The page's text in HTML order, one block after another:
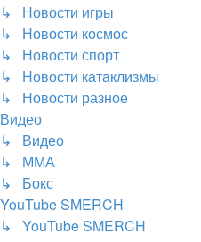
↳ Новости игры
↳ Новости космос
↳ Новости спорт
↳ Новости катаклизмы
↳ Новости разное
Видео
↳ Видео
↳ ММА
↳ Бокс
YouTube SMERCH
↳ YouTube SMERCH